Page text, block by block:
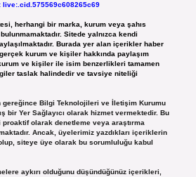
live:.cid.575569c608265c69
herhangi bir marka, kurum veya şahıs
Sitede yalnızca kendi
Burada yer alan içerikler haber
kurum ve kişiler hakkında paylaşım
ve kişiler ile isim benzerlikleri tamamen
taslak halindedir ve tavsiye niteliği
gereğince Bilgi Teknolojileri ve İletişim Kurumu
bir Yer Sağlayıcı olarak hizmet vermektedir. Bu
olarak denetleme veya araştırma
Ancak, üyelerimiz yazdıkları içeriklerin
siteye üye olarak bu sorumluluğu kabul
aykırı olduğunu düşündüğünüz içerikleri,